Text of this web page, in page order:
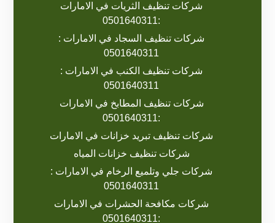
شركات تنظيف الثريات في الامارات
:0501640311
شركات تنظيف السجاد في الامارات :
0501640311
شركات تنظيف الكنب في الامارات :
0501640311
شركات تنظيف المطابخ في الامارات
:0501640311
شركات تنظيف تبريد خزانات في الامارات
شركات تنظيف خزانات المياه
شركات جلي وتلميع الرخام في الامارات :
0501640311
شركات مكافحة الحشرات في الامارات
:0501640311